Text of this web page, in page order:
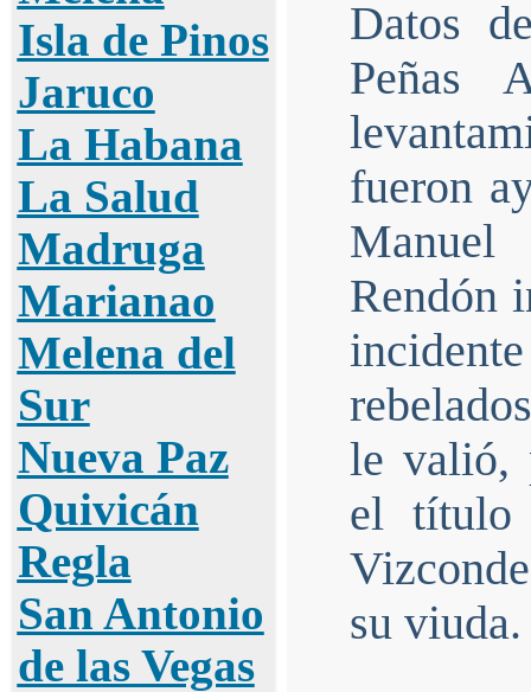
Isla de Pinos
Jaruco
La Habana
La Salud
Madruga
Marianao
Melena del
Sur
Nueva Paz
Quivicán
Regla
San Antonio
de las Vegas
Datos
Peñas
fueron
Rendón
le valió,
el título
su viuda.